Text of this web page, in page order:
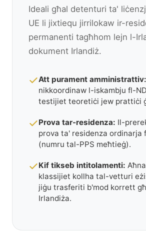
Ideali għal detenturi ta'
UE li jixtiequ jirrilokaw ir-
permanenti tagħhom lejn l-
dokument Irlandiż.
Att purament amministrattiv:
nikkoordinaw l-iskambju fl-
testijiet teoretiċi jew prattiċi
Prova tar-residenza: Il-
prova ta' residenza ordinarja
(numru tal-PPS meħtieġ).
Kif tikseb intitolamenti:
klassijiet kollha tal-vetturi
jiġu trasferiti b'mod korrett
Irlandiża.